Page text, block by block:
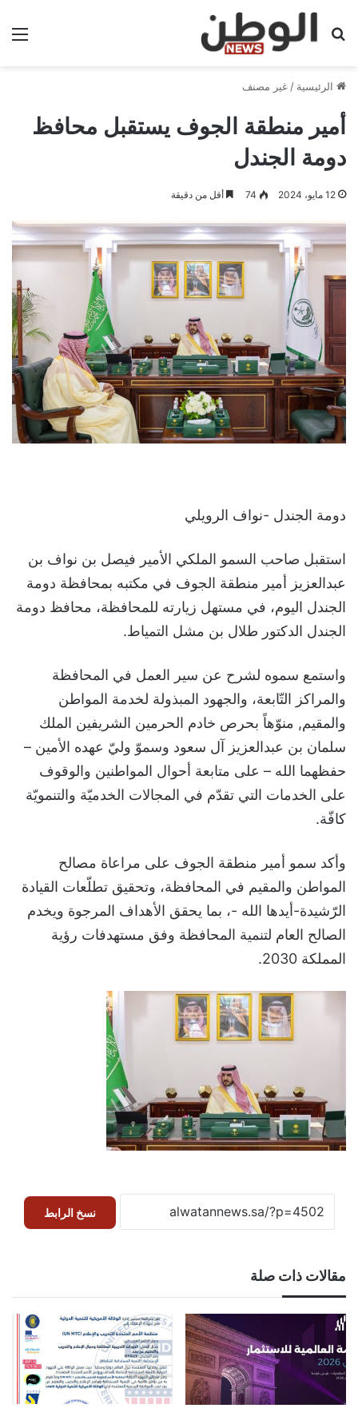
بحث عن
الرئيسية / غير مصنف
أمير منطقة الجوف يستقبل محافظ
دومة الجندل
12 مايو، 2024 74 أقل من دقيقة
دومة الجندل -نواف الرويلي
استقبل صاحب السمو الملكي الأمير فيصل بن نواف بن
عبدالعزيز أمير منطقة الجوف في مكتبه بمحافظة دومة
الجندل اليوم، في مستهل زيارته للمحافظة، محافظ دومة
الجندل الدكتور طلال بن مشل التمياط.
واستمع سموه لشرح عن سير العمل في المحافظة
والمراكز التّابعة، والجهود المبذولة لخدمة المواطن
والمقيم, منوّهاً بحرص خادم الحرمين الشريفين الملك
سلمان بن عبدالعزيز آل سعود وسموّ وليّ عهده الأمين –
حفظهما الله – على متابعة أحوال المواطنين والوقوف
على الخدمات التي تقدّم في المجالات الخدميّة والتنمويّة
كافّة.
وأكد سمو أمير منطقة الجوف على مراعاة مصالح
المواطن والمقيم في المحافظة، وتحقيق تطلّعات القيادة
الرّشيدة-أيدها الله -، بما يحقق الأهداف المرجوة ويخدم
الصالح العام لتنمية المحافظة وفق مستهدفات رؤية
المملكة 2030.
نسخ الرابط
مقالات ذات صلة